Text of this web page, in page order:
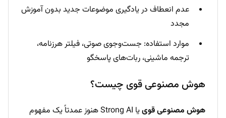
عدم انعطاف در یادگیری موضوعات جدید بدون آموزش
مجدد
موارد استفاده: جست‌وجوی صوتی، فیلتر هرزنامه،
ترجمه ماشینی، ربات‌های پاسخگو
هوش مصنوعی قوی چیست؟
هوش مصنوعی قوی
یا Strong AI هنوز عمدتاً یک مفهوم